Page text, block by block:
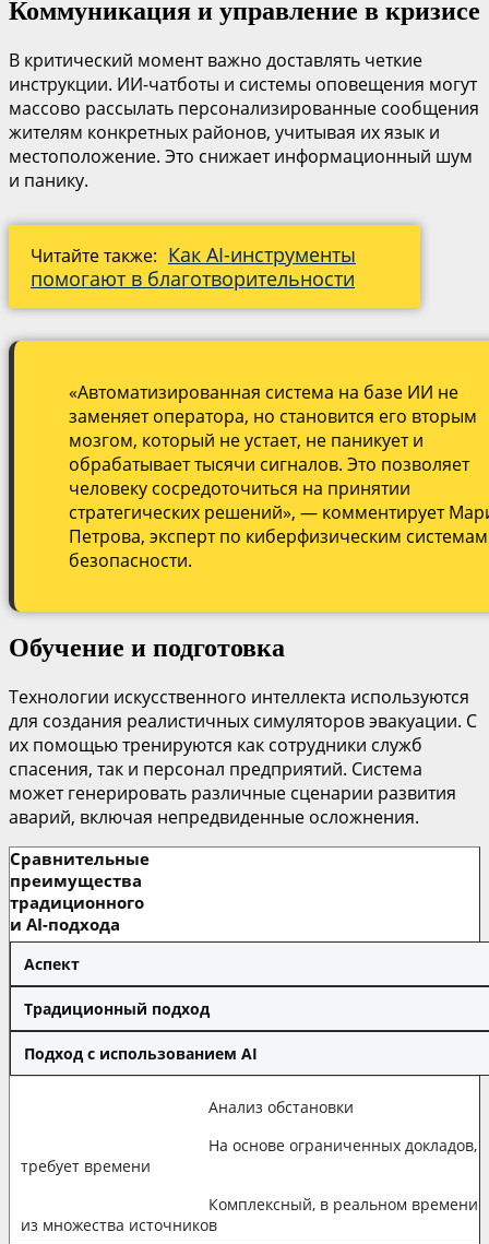
Коммуникация и управление в кризисе
В критический момент важно доставлять четкие
инструкции. ИИ-чатботы и системы оповещения могут
массово рассылать персонализированные сообщения
жителям конкретных районов, учитывая их язык и
местоположение. Это снижает информационный шум
и панику.
Читайте также: Как AI-инструменты
помогают в благотворительности
«Автоматизированная система на базе ИИ не
заменяет оператора, но становится его вторым
мозгом, который не устает, не паникует и
обрабатывает тысячи сигналов. Это позволяет
человеку сосредоточиться на принятии
стратегических решений», — комментирует
Петрова, эксперт по киберфизическим системам
безопасности.
Обучение и подготовка
Технологии искусственного интеллекта используются
для создания реалистичных симуляторов эвакуации. С
их помощью тренируются как сотрудники служб
спасения, так и персонал предприятий. Система
может генерировать различные сценарии развития
аварий, включая непредвиденные осложнения.
Сравнительные
преимущества
традиционного
и AI-подхода
Аспект
Традиционный подход
Подход с использованием AI
Анализ обстановки
На основе ограниченных докладов,
требует времени
Комплексный, в реальном времени
из множества источников